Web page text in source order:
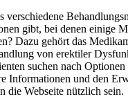
verschiedene
gibt, bei denen einige
Dazu gehört das
von erektiler
suchen nach
Informationen und den
die Webseite nützlich sein.